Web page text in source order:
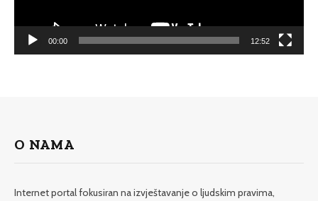
00:00 12:52
O NAMA
Internet portal fokusiran na izvještavanje o ljudskim pravima,